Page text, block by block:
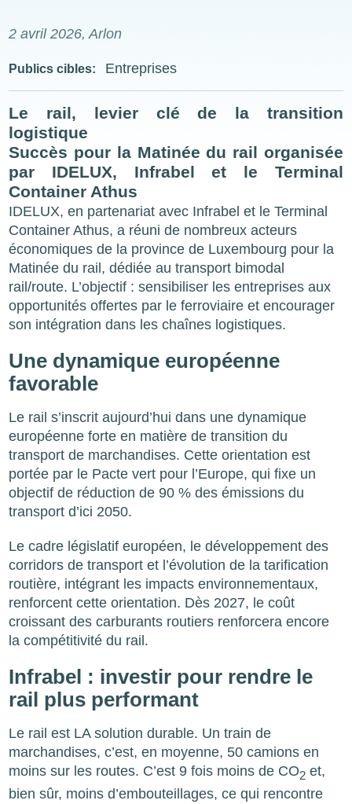
2 avril 2026, Arlon
Publics cibles Entreprises
Le rail, levier clé de la transition
logistique
Succès pour la Matinée du rail organisée
par IDELUX, Infrabel et le Terminal
Container Athus
IDELUX, en partenariat avec Infrabel et le Terminal
Container Athus, a réuni de nombreux acteurs
économiques de la province de Luxembourg pour la
Matinée du rail, dédiée au transport bimodal
rail/route. L’objectif : sensibiliser les entreprises aux
opportunités offertes par le ferroviaire et encourager
son intégration dans les chaînes logistiques.
Une dynamique européenne
favorable
Le rail s’inscrit aujourd’hui dans une dynamique
européenne forte en matière de transition du
transport de marchandises. Cette orientation est
portée par le Pacte vert pour l’Europe, qui fixe un
objectif de réduction de 90 % des émissions du
transport d’ici 2050.
Le cadre législatif européen, le développement des
corridors de transport et l’évolution de la tarification
routière, intégrant les impacts environnementaux,
renforcent cette orientation. Dès 2027, le coût
croissant des carburants routiers renforcera encore
la compétitivité du rail.
Infrabel : investir pour rendre le
rail plus performant
Le rail est LA solution durable. Un train de
marchandises, c’est, en moyenne, 50 camions en
moins sur les routes. C’est 9 fois moins de CO2 et,
bien sûr, moins d’embouteillages, ce qui rencontre